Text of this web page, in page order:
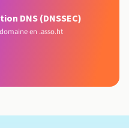
DNS (DNSSEC)
en .asso.ht